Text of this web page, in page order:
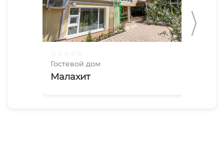
Гостевой дом
Малахит